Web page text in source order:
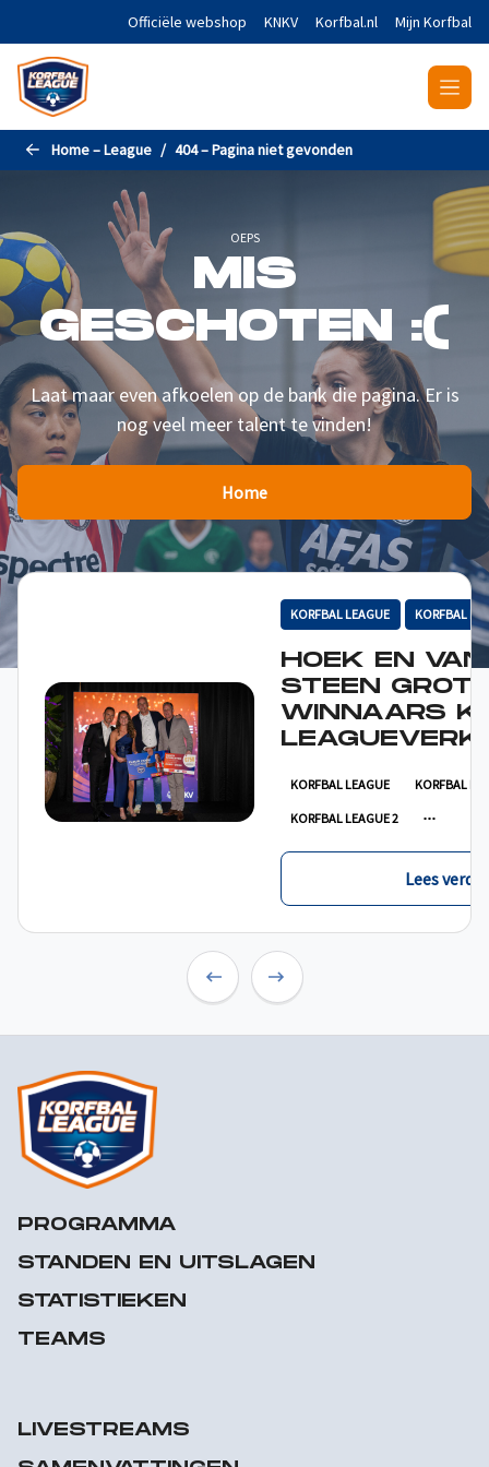
Naar de hoofdinhoud gaanOfficiële webshop KNKV Korfbal.nl Mijn Korfbal
Home – League 404 – Pagina niet gevonden
OEPS
MIS
GESCHOTEN :(
Laat maar even afkoelen op de bank die pagina. Er is
nog veel meer talent te vinden!
Home
KORFBAL LEAGUE KORFBAL
HOEK EN VAN
STEEN
WINNAARS
KORFBAL LEAGUE KORFBAL
KORFBAL LEAGUE 2
Lees verder
PROGRAMMA
STANDEN EN UITSLAGEN
STATISTIEKEN
TEAMS
LIVESTREAMS